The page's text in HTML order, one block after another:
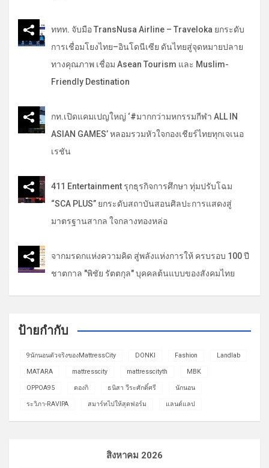
ททท. จับมือ TransNusa Airline – Traveloka ยกระดับ
การเชื่อมโยงไทย–อินโดนีเซีย ดันไทยสู่จุดหมายปลาย
ทางคุณภาพ เชื่อม Asean Tourism และ Muslim-
Friendly Destination
กท.เปิดแคมเปญใหญ่ ‘#มากกว่ามหกรรมกีฬา ALL IN
ASIAN GAMES’ หลอมรวมหัวใจกองเชียร์ไทยทุกเจเนอ
เรชัน
411 Entertainment รุกธุรกิจการศึกษา ทุ่มปรับโฉม
“SCA PLUS” ยกระดับสถาบันสอนศิลปะการแสดงสู่
มาตรฐานสากล ใจกลางทองหล่อ
จากมรดกแห่งความคิด สู่พลังแห่งการให้ ครบรอบ 100 ปี
ชาตกาล "พิชัย รัตตกุล" บุคคลต้นแบบของสังคมไทย
ป้ายกำกับ
9นักนอนตัวจริงของMattressCity DONKI Fashion Landlab
MATARA mattresscity mattresscityth MBK
OPPOA95 ดองกิ ธนิสา วีระศักดิ์ศรี นักนอน
ระวิภา-RAVIPA สมาร์ทไปให้สุดฟอร์ม แลนด์แลป
สิงหาคม 2026